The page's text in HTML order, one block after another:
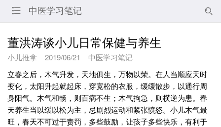
 中医学习笔记 
董洪涛谈小儿日常保健与养生
小儿推拿 2019/06/21
中医学习笔记
立春之后，木气升发，天地俱生，万物以荣。在人当顺应天时
变化，太阳升起就起床，穿宽松的衣服，缓缓散步，以通行周
身阳气。木气和畅，则百病不生；木气拘急，则横逆为患。春
天养生当以缓以松为主，忌剧烈运动和紧张愤怒。小儿木气最
旺，春天不可过于责罚，多些鼓励，让孩子多些快乐，有利于